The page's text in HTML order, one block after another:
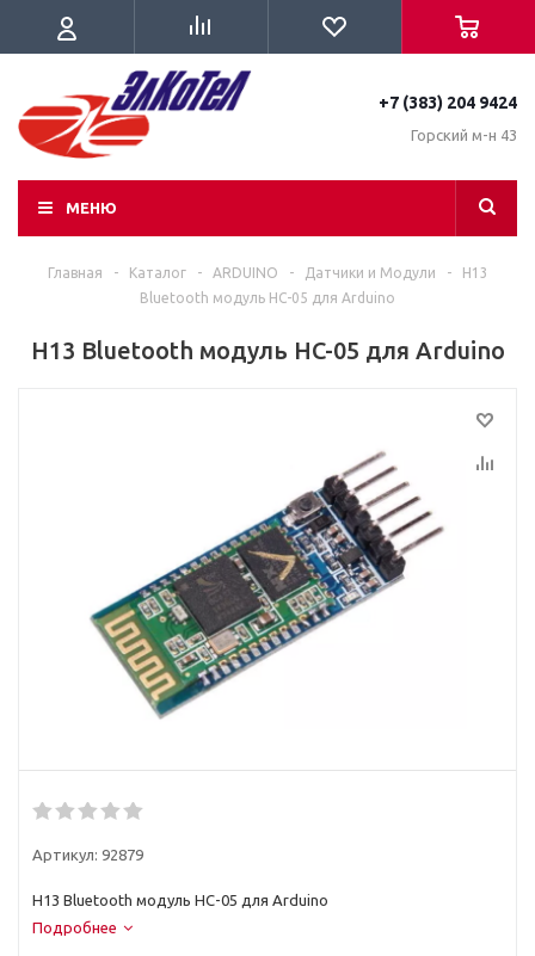
+7 (383) 204 9424
Горский м-н 43
МЕНЮ
Главная - Каталог - ARDUINO - Датчики и Модули -
H13
Bluetooth модуль HC-05 для Arduino
H13 Bluetooth модуль HC-05 для Arduino
Артикул: 92879
H13 Bluetooth модуль HC-05 для Arduino
Подробнее